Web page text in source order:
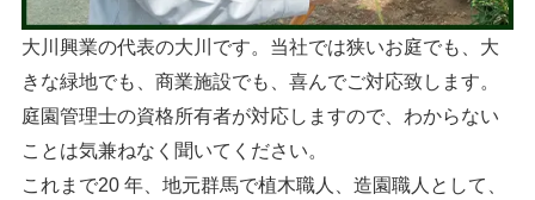
大川興業の代表の大川です。当社では狭いお庭でも、大
きな緑地でも、商業施設でも、喜んでご対応致します。
庭園管理士の資格所有者が対応しますので、わからない
ことは気兼ねなく聞いてください。
これまで20 年、地元群馬で植木職人、造園職人として、